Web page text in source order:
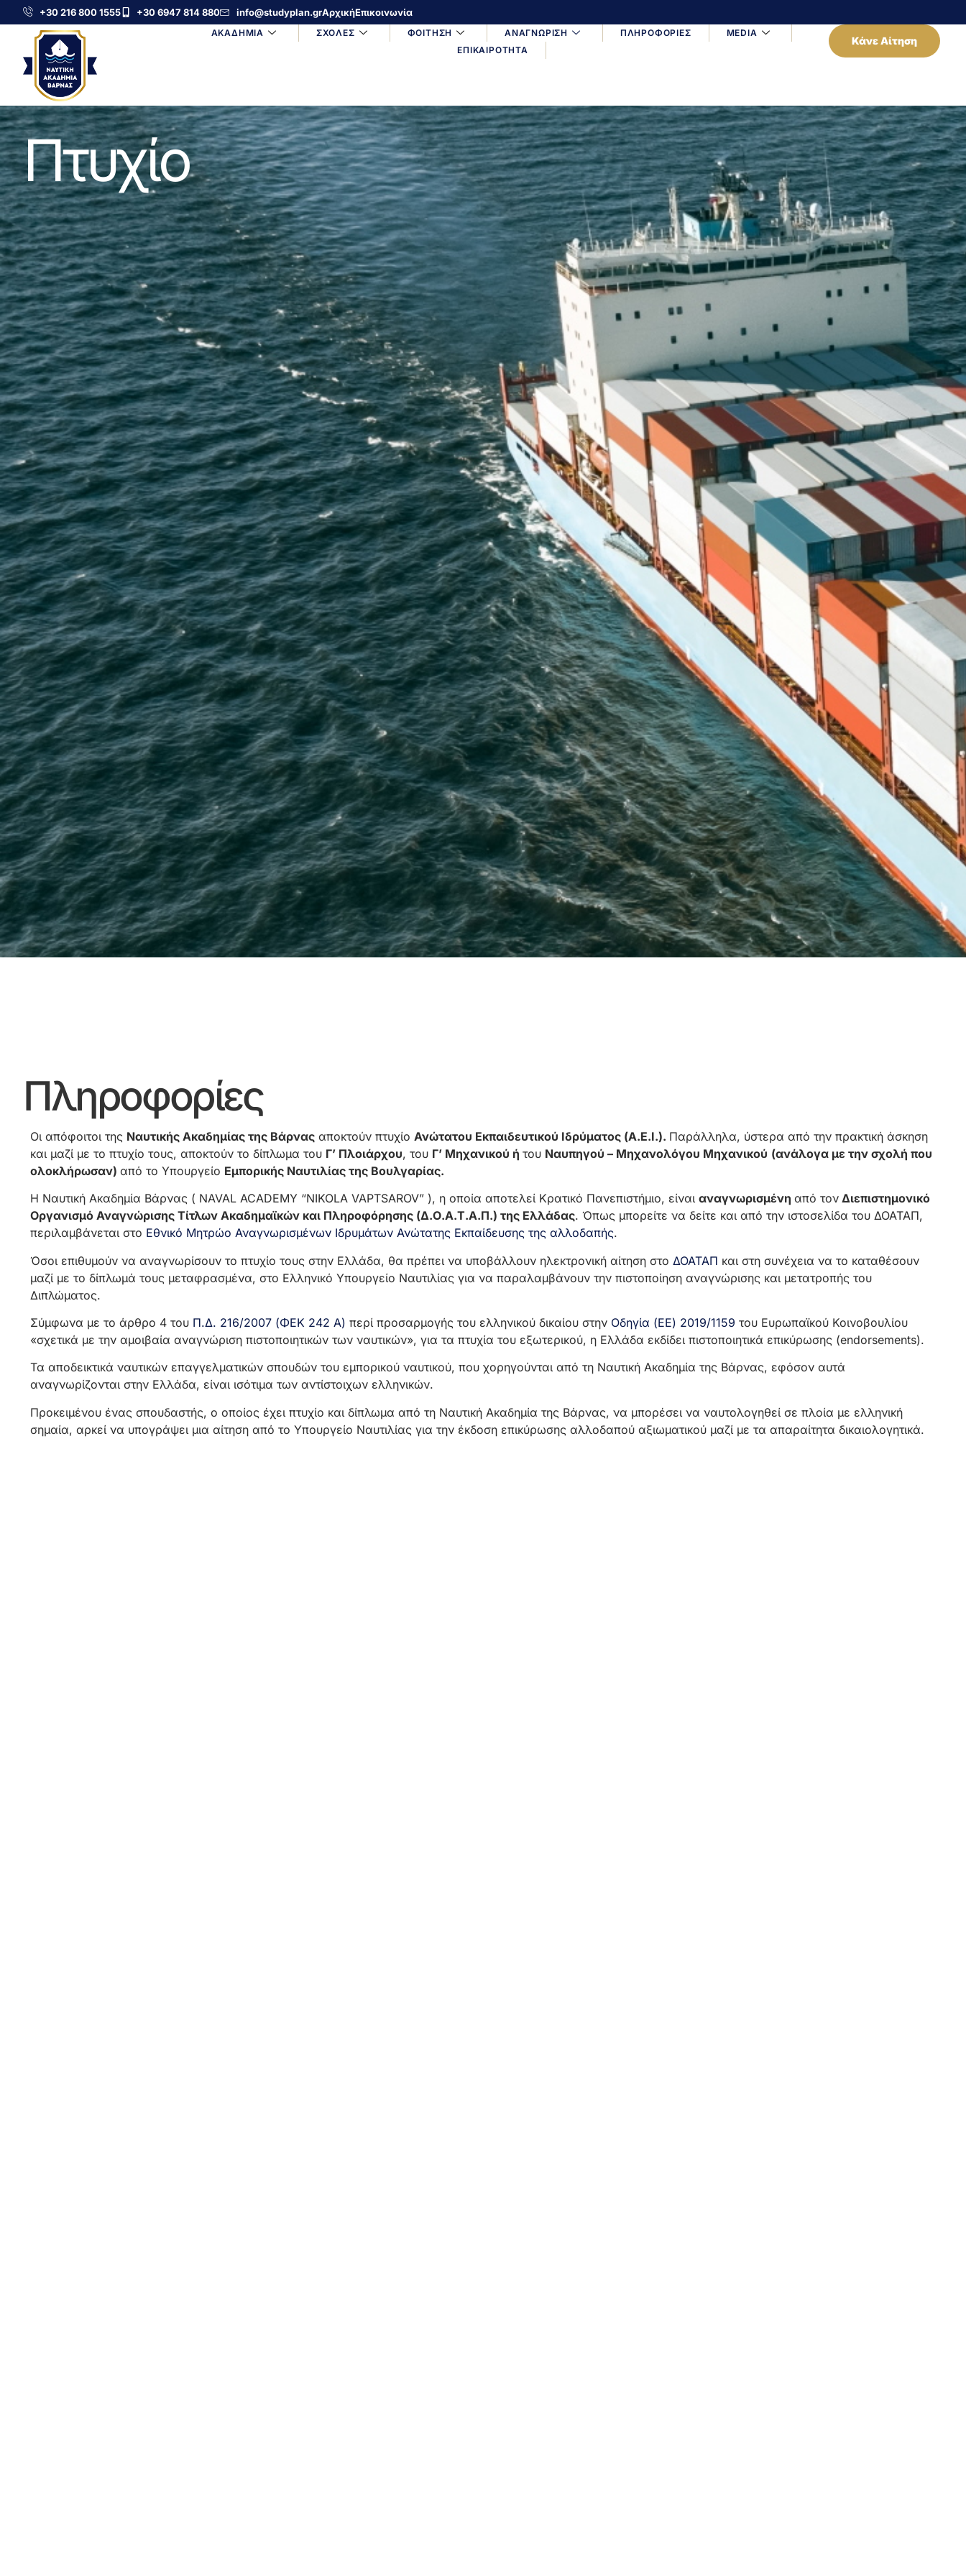
+30 216 800 1555 +30 6947 814 880 info@studyplan.grΑρχικήΕπικοινωνία
ΑΚΑΔΗΜΙΑ ΣΧΟΛΕΣ ΦΟΙΤΗΣΗ ΑΝΑΓΝΩΡΙΣΗ ΠΛΗΡΟΦΟΡΙΕΣ
MEDIA
ΕΠΙΚΑΙΡΟΤΗΤΑ
Κάνε Αίτηση
Πτυχίο
Πληροφορίες
Οι απόφοιτοι της Ναυτικής Ακαδημίας της Βάρνας αποκτούν πτυχίο Ανώτατου Εκπαιδευτικού Ιδρύματος (Α.Ε.Ι.). Παράλληλα, ύστερα από την πρακτική άσκηση
και μαζί με το πτυχίο τους, αποκτούν το δίπλωμα του Γ’ Πλοιάρχου, του Γ’ Μηχανικού ή του Ναυπηγού – Μηχανολόγου Μηχανικού (ανάλογα με την σχολή που
ολοκλήρωσαν) από το Υπουργείο Εμπορικής Ναυτιλίας της Βουλγαρίας.
Η Ναυτική Ακαδημία Βάρνας ( NAVAL ACADEMY “NIKOLA VAPTSAROV” ), η οποία αποτελεί Κρατικό Πανεπιστήμιο, είναι αναγνωρισμένη από τον Διεπιστημονικό
Οργανισμό Αναγνώρισης Τίτλων Ακαδημαϊκών και Πληροφόρησης (Δ.Ο.Α.Τ.Α.Π.) της Ελλάδας. Όπως μπορείτε να δείτε και από την ιστοσελίδα του ΔΟΑΤΑΠ,
περιλαμβάνεται στο Εθνικό Μητρώο Αναγνωρισμένων Ιδρυμάτων Ανώτατης Εκπαίδευσης της αλλοδαπής.
Όσοι επιθυμούν να αναγνωρίσουν το πτυχίο τους στην Ελλάδα, θα πρέπει να υποβάλλουν ηλεκτρονική αίτηση στο ΔΟΑΤΑΠ και στη συνέχεια να το καταθέσουν
μαζί με το δίπλωμά τους μεταφρασμένα, στο Ελληνικό Υπουργείο Ναυτιλίας για να παραλαμβάνουν την πιστοποίηση αναγνώρισης και μετατροπής του
Διπλώματος.
Σύμφωνα με το άρθρο 4 του Π.Δ. 216/2007 (ΦΕΚ 242 Α) περί προσαρμογής του ελληνικού δικαίου στην Οδηγία (ΕΕ) 2019/1159 του Ευρωπαϊκού Κοινοβουλίου
«σχετικά με την αμοιβαία αναγνώριση πιστοποιητικών των ναυτικών», για τα πτυχία του εξωτερικού, η Ελλάδα εκδίδει πιστοποιητικά επικύρωσης (endorsements).
Τα αποδεικτικά ναυτικών επαγγελματικών σπουδών του εμπορικού ναυτικού, που χορηγούνται από τη Ναυτική Ακαδημία της Βάρνας, εφόσον αυτά
αναγνωρίζονται στην Ελλάδα, είναι ισότιμα των αντίστοιχων ελληνικών.
Προκειμένου ένας σπουδαστής, ο οποίος έχει πτυχίο και δίπλωμα από τη Ναυτική Ακαδημία της Βάρνας, να μπορέσει να ναυτολογηθεί σε πλοία με ελληνική
σημαία, αρκεί να υπογράψει μια αίτηση από το Υπουργείο Ναυτιλίας για την έκδοση επικύρωσης αλλοδαπού αξιωματικού μαζί με τα απαραίτητα δικαιολογητικά.